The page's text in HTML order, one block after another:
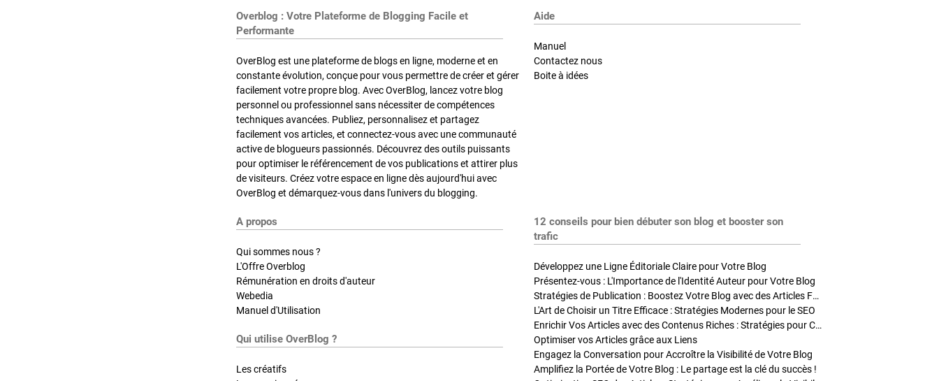
Overblog : Votre Plateforme de Blogging Facile et
Performante
OverBlog est une plateforme de blogs en ligne, moderne et en
constante évolution, conçue pour vous permettre de créer et gérer
facilement votre propre blog. Avec OverBlog, lancez votre blog
personnel ou professionnel sans nécessiter de compétences
techniques avancées. Publiez, personnalisez et partagez
facilement vos articles, et connectez-vous avec une communauté
active de blogueurs passionnés. Découvrez des outils puissants
pour optimiser le référencement de vos publications et attirer plus
de visiteurs. Créez votre espace en ligne dès aujourd'hui avec
OverBlog et démarquez-vous dans l'univers du blogging.
Aide
Manuel
Contactez nous
Boite à idées
A propos
Qui sommes nous ?
L'Offre Overblog
Rémunération en droits d'auteur
Webedia
Manuel d'Utilisation
Qui utilise OverBlog ?
Les créatifs
12 conseils pour bien débuter son blog et booster son
trafic
Développez une Ligne Éditoriale Claire pour Votre Blog
Présentez-vous : L'Importance de l'Identité Auteur pour Votre Blog
Stratégies de Publication : Boostez Votre Blog avec des Articles Fréquents et Exclusifs
L'Art de Choisir un Titre Efficace : Stratégies Modernes pour le SEO
Enrichir Vos Articles avec des Contenus Riches : Stratégies pour Captiver et Optimiser
Optimiser vos Articles grâce aux Liens
Engagez la Conversation pour Accroître la Visibilité de Votre Blog
Amplifiez la Portée de Votre Blog : Le partage est la clé du succès !